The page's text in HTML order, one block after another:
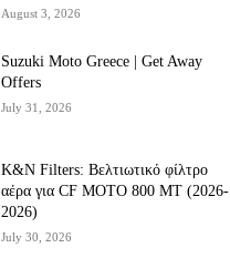
August 3, 2026
Suzuki Moto Greece | Get Away
Offers
July 31, 2026
K&N Filters: Βελτιωτικό φίλτρο
αέρα για CF ΜΟΤΟ 800 ΜΤ (2026-
2026)
July 30, 2026